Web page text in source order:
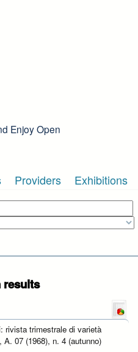
Enjoy Open
Providers Exhibitions
results
rivista trimestrale di varietà
A. 07 (1968), n. 4 (autunno)